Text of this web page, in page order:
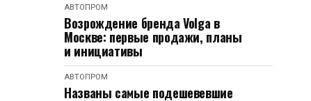
АВТОПРОМ
Возрождение бренда Volga в
Москве: первые продажи, планы
и инициативы
АВТОПРОМ
Названы самые подешевевшие